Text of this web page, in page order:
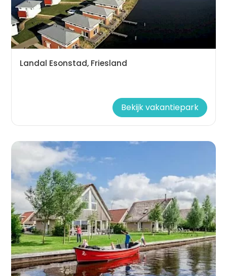
Landal Esonstad, Friesland
Bekijk vakantiepark